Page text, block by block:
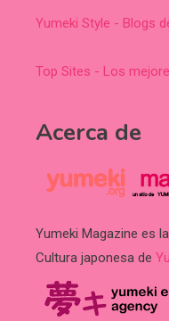
Yumeki Style - Blogs
Top Sites - Los
Acerca de
Yumeki Magazine es
Cultura japonesa de